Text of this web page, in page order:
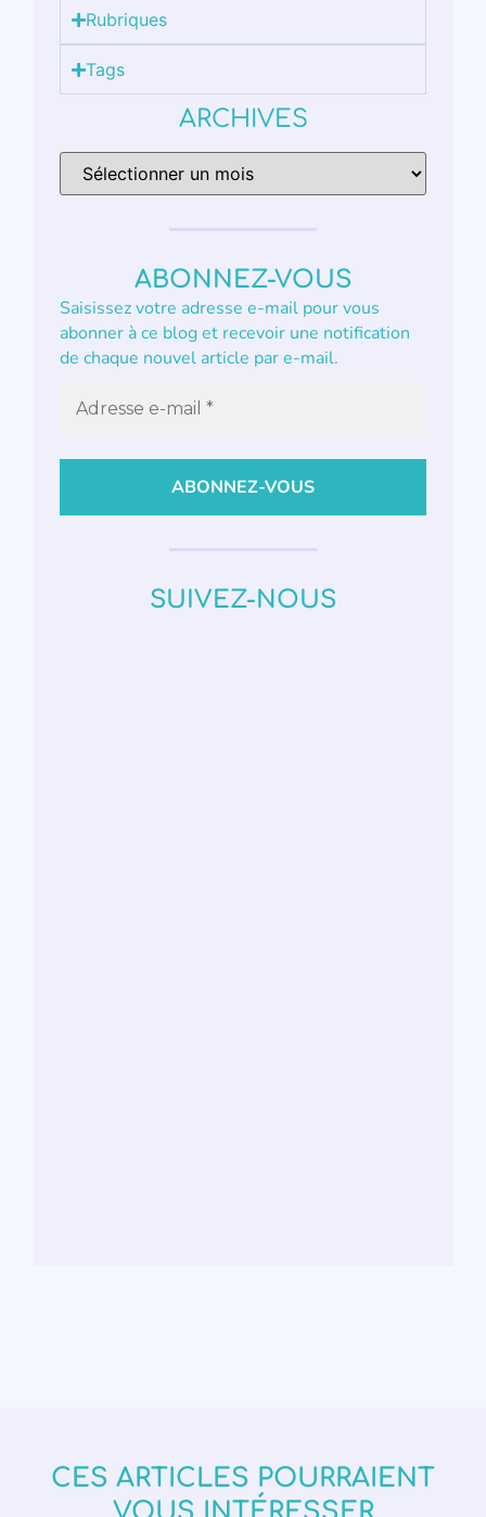
Rubriques
Tags
ARCHIVES
ABONNEZ-VOUS
Saisissez votre adresse e-mail pour vous
abonner à ce blog et recevoir une notification
de chaque nouvel article par e-mail.
SUIVEZ-NOUS
CES ARTICLES POURRAIENT